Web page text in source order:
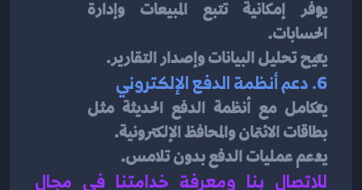
الحسابات.
يتيح تحليل البيانات وإصدار التقارير.
6. دعم أنظمة الدفع الإلكتروني
بطاقات الائتمان والمحافظ الإلكترونية.
يدعم عمليات الدفع بدون تلامس.